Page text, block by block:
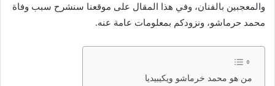
والمعجبين بالفنان، وفي هذا المقال على موقعنا سنشرح سبب وفاة
محمد حرماشو، ونزودكم بمعلومات عامة عنه.
من هو محمد خرماشو ويكيبيديا